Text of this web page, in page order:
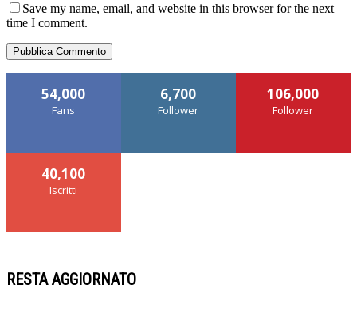
Save my name, email, and website in this browser for the next
time I comment.
54,000
Fans
6,700
Follower
106,000
Follower
40,100
Iscritti
RESTA AGGIORNATO